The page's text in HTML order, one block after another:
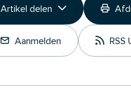
Artikel delen
Link kopiëren
Deel op LinkedIn
Aanmelden RSS